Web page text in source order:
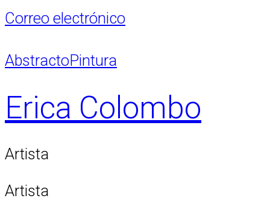
Correo electrónico
AbstractoPintura
Erica Colombo
Artista
Artista